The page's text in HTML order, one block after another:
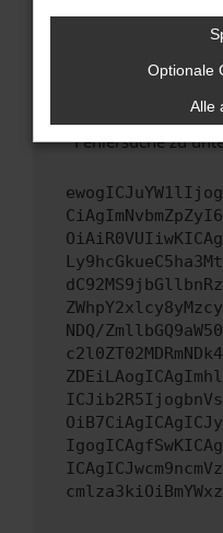
Wende dich an
Wenn du alle
hast, kontaktiere
uns diesen Text
Fehlersuche zu
NDQ/
Optionale
Alle